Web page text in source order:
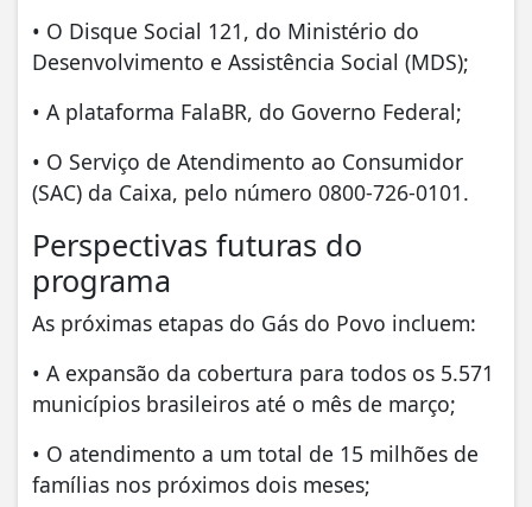
• O Disque Social 121, do Ministério do
Desenvolvimento e Assistência Social (MDS);
• A plataforma FalaBR, do Governo Federal;
• O Serviço de Atendimento ao Consumidor
(SAC) da Caixa, pelo número 0800-726-0101.
Perspectivas futuras do
programa
As próximas etapas do Gás do Povo incluem:
• A expansão da cobertura para todos os 5.571
municípios brasileiros até o mês de março;
• O atendimento a um total de 15 milhões de
famílias nos próximos dois meses;